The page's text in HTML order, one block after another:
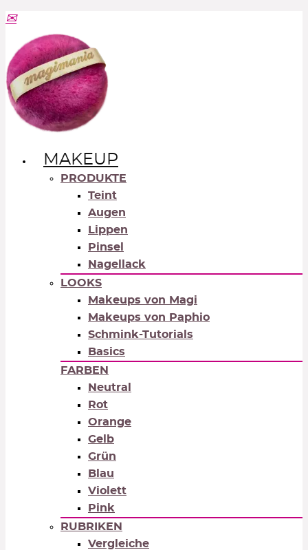
MAKEUP
PRODUKTE
Teint
Augen
Lippen
Pinsel
Nagellack
LOOKS
Makeups von Magi
Makeups von Paphio
Schmink-Tutorials
Basics
FARBEN
Neutral
Rot
Orange
Gelb
Grün
Blau
Violett
Pink
RUBRIKEN
Vergleiche